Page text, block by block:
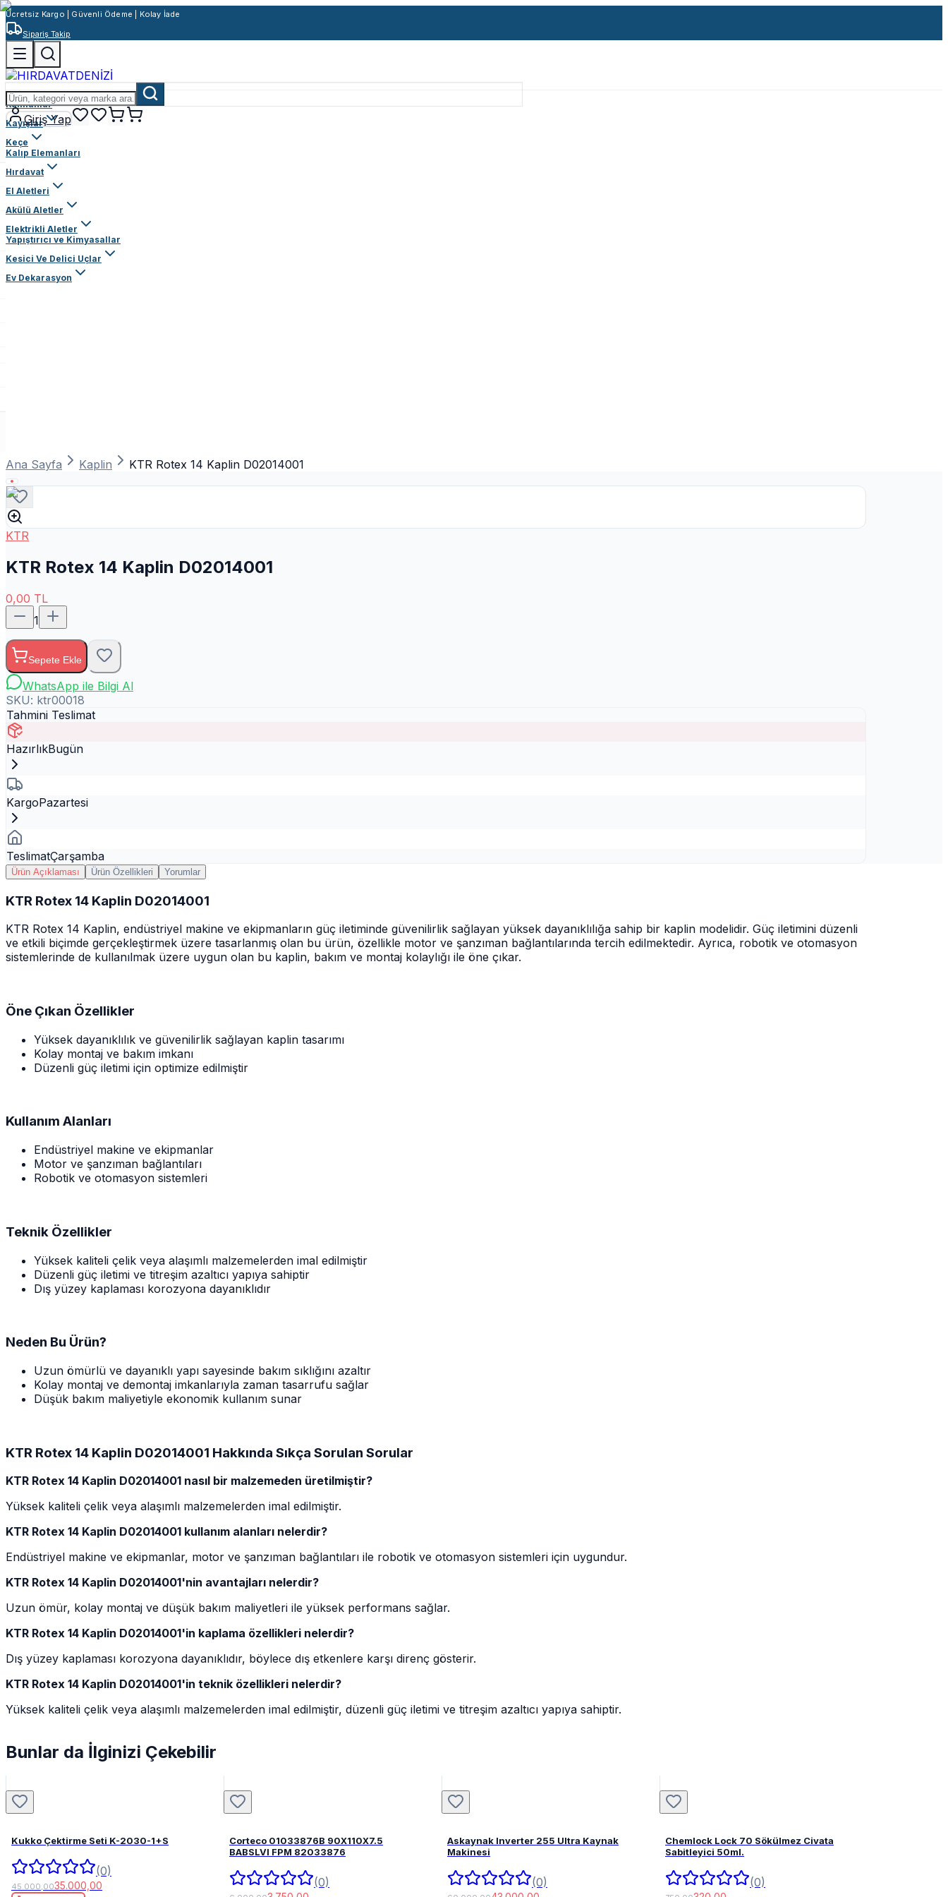
Ücretsiz Kargo | Güvenli Ödeme | Kolay İade
Sipariş Takip
Giriş Yap
Rulmanlar
Kayışlar
Keçe
Kalıp Elemanları
Hırdavat
El Aletleri
Akülü Aletler
Elektrikli Aletler
Yapıştırıcı ve Kimyasallar
Kesici Ve Delici Uçlar
Ev Dekarasyon
Ana Sayfa Kaplin KTR Rotex 14 Kaplin D02014001
KTR
KTR Rotex 14 Kaplin D02014001
0,00 TL
1
Sepete Ekle
WhatsApp ile Bilgi Al
SKU: ktr00018
Tahmini Teslimat
HazırlıkBugün
KargoPazartesi
TeslimatÇarşamba
Ürün Açıklaması Ürün Özellikleri Yorumlar
KTR Rotex 14 Kaplin D02014001
KTR Rotex 14 Kaplin, endüstriyel makine ve ekipmanların güç iletiminde güvenilirlik sağlayan yüksek dayanıklılığa sahip bir kaplin modelidir. Güç iletimini düzenli
ve etkili biçimde gerçekleştirmek üzere tasarlanmış olan bu ürün, özellikle motor ve şanzıman bağlantılarında tercih edilmektedir. Ayrıca, robotik ve otomasyon
sistemlerinde de kullanılmak üzere uygun olan bu kaplin, bakım ve montaj kolaylığı ile öne çıkar.
Öne Çıkan Özellikler
Yüksek dayanıklılık ve güvenilirlik sağlayan kaplin tasarımı
Kolay montaj ve bakım imkanı
Düzenli güç iletimi için optimize edilmiştir
Kullanım Alanları
Endüstriyel makine ve ekipmanlar
Motor ve şanzıman bağlantıları
Robotik ve otomasyon sistemleri
Teknik Özellikler
Yüksek kaliteli çelik veya alaşımlı malzemelerden imal edilmiştir
Düzenli güç iletimi ve titreşim azaltıcı yapıya sahiptir
Dış yüzey kaplaması korozyona dayanıklıdır
Neden Bu Ürün?
Uzun ömürlü ve dayanıklı yapı sayesinde bakım sıklığını azaltır
Kolay montaj ve demontaj imkanlarıyla zaman tasarrufu sağlar
Düşük bakım maliyetiyle ekonomik kullanım sunar
KTR Rotex 14 Kaplin D02014001 Hakkında Sıkça Sorulan Sorular
KTR Rotex 14 Kaplin D02014001 nasıl bir malzemeden üretilmiştir?
Yüksek kaliteli çelik veya alaşımlı malzemelerden imal edilmiştir.
KTR Rotex 14 Kaplin D02014001 kullanım alanları nelerdir?
Endüstriyel makine ve ekipmanlar, motor ve şanzıman bağlantıları ile robotik ve otomasyon sistemleri için uygundur.
KTR Rotex 14 Kaplin D02014001'nin avantajları nelerdir?
Uzun ömür, kolay montaj ve düşük bakım maliyetleri ile yüksek performans sağlar.
KTR Rotex 14 Kaplin D02014001'in kaplama özellikleri nelerdir?
Dış yüzey kaplaması korozyona dayanıklıdır, böylece dış etkenlere karşı direnç gösterir.
KTR Rotex 14 Kaplin D02014001'in teknik özellikleri nelerdir?
Yüksek kaliteli çelik veya alaşımlı malzemelerden imal edilmiştir, düzenli güç iletimi ve titreşim azaltıcı yapıya sahiptir.
Bunlar da İlginizi Çekebilir
Kukko Çektirme Seti K-2030-1+S
(0)
45.000,0035.000,00
Corteco 01033876B 90X110X7.5
BABSLVI FPM 82033876
(0)
Askaynak Inverter 255 Ultra Kaynak
Makinesi
(0)
Chemlock Lock 70 Sökülmez Civata
Sabitleyici 50ml.
(0)